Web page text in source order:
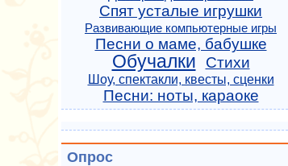
Спят усталые игрушки
Развивающие компьютерные игры
Песни о маме, бабушке
Обучалки Стихи
Шоу, спектакли, квесты, сценки
Песни: ноты, караоке
Опрос